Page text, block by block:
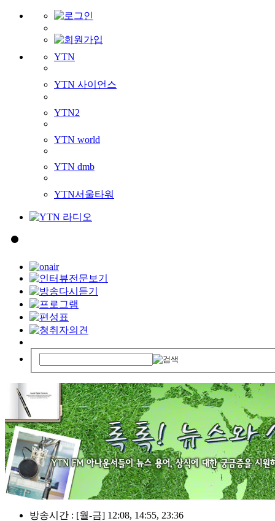
YTN
YTN 사이언스
YTN2
YTN world
YTN dmb
YTN서울타워
방송시간 : [월-금] 12:08, 14:55, 23:36